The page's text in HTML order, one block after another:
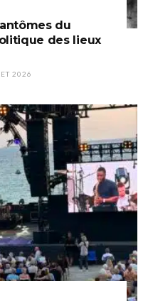
du
des lieux
2026